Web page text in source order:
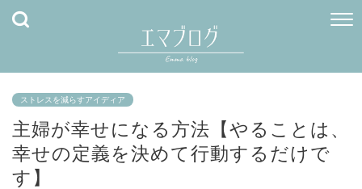
ストレスを減らすアイディア
主婦が幸せになる方法【やることは、
幸せの定義を決めて行動するだけで
す】